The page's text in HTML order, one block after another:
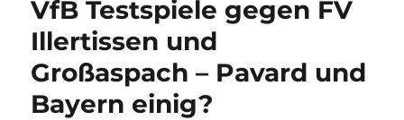
VfB Testspiele gegen FV
Illertissen und
Großaspach – Pavard und
Bayern einig?